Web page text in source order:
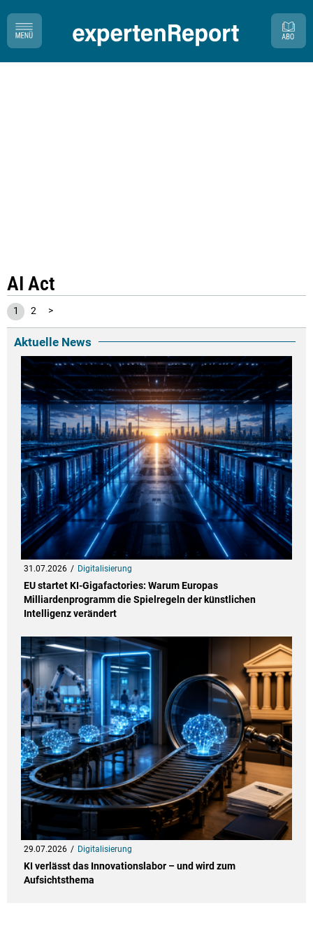
AI Act
1 2 >
Aktuelle News
31.07.2026 Digitalisierung
EU startet KI-Gigafactories: Warum Europas
Milliardenprogramm die Spielregeln der künstlichen
Intelligenz verändert
29.07.2026 Digitalisierung
KI verlässt das Innovationslabor – und wird zum
Aufsichtsthema